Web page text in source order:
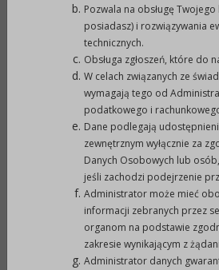
poziomie krajowym i
- 10 000,00 zł.
III. Termin i warunki realizacji
Zadanie będzie realizowane
podpisania umowy do dnia
Podmiot składający ofertę
wykonywać zadanie
prowadzić
mieszkańców Gminy
działalność
obejmować
Pozwala na obsługę
posiadasz) i rozwiązywania
technicznych.
Obsługa zgłoszeń, które do
W celach związanych ze
wymagają tego od
podatkowego i
Dane podlegają
zewnętrznym wyłącznie za
Danych Osobowych lub
jeśli zachodzi podejrzenie
Administrator może mieć
informacji zebranych przez
organom na podstawie
zakresie wynikającym z
Administrator danych